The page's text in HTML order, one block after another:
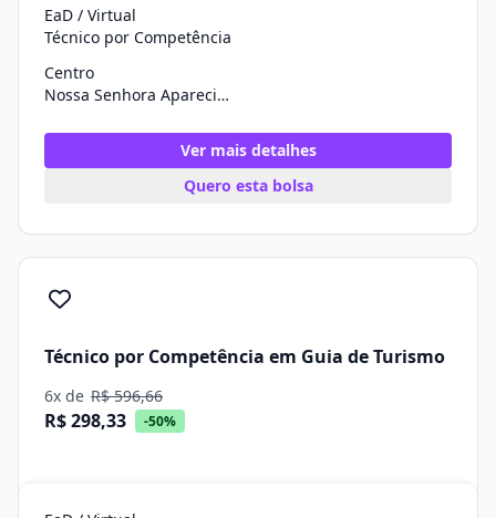
EaD / Virtual
Técnico por Competência
Centro
Nossa Senhora Aparecida/SE
Ver mais detalhes
Quero esta bolsa
Técnico por Competência em Guia de Turismo
6x de R$ 596,66
R$ 298,33 -50%